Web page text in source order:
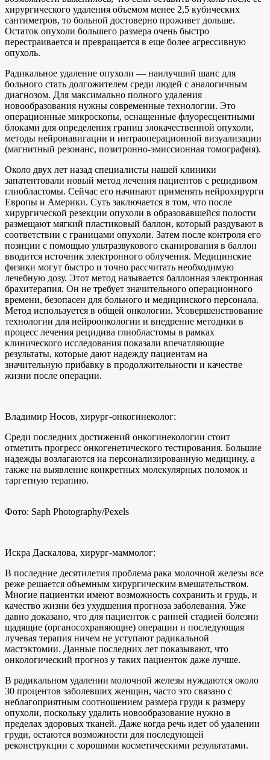
хирургического удаления объемом менее 2,5 кубических
сантиметров, то больной достоверно проживет дольше.
Остаток опухоли большего размера очень быстро
перестраивается и превращается в еще более агрессивную
опухоль.
Радикальное удаление опухоли — наилучший шанс для
больного стать долгожителем среди людей с аналогичным
диагнозом. Для максимально полного удаления
новообразования нужны современные технологии. Это
операционные микроскопы, оснащенные флуоресцентными
блоками для определения границ злокачественной опухоли,
методы нейронавигации и интраоперационной визуализации
(магнитный резонанс, позитронно-эмиссионная томография).
Около двух лет назад специалисты нашей клиники
запатентовали новый метод лечения пациентов с рецидивом
глиобластомы. Сейчас его начинают применять нейрохирурги
Европы и Америки. Суть заключается в том, что после
хирургической резекции опухоли в образовавшейся полости
размещают мягкий пластиковый баллон, который раздувают в
соответствии с границами опухоли. Затем после контроля его
позиции с помощью ультразвукового сканирования в баллон
вводится источник электронного облучения. Медицинские
физики могут быстро и точно рассчитать необходимую
лечебную дозу. Этот метод называется баллонная электронная
брахитерапия. Он не требует значительного операционного
времени, безопасен для больного и медицинского персонала.
Метод используется в общей онкологии. Усовершенствование
технологии для нейроонкологии и внедрение методики в
процесс лечения рецидива глиобластомы в рамках
клинического исследования показали впечатляющие
результаты, которые дают надежду пациентам на
значительную прибавку в продолжительности и качестве
жизни после операции.
Владимир Носов, хирург-онкогинеколог:
Среди последних достижений онкогинекологии стоит
отметить прогресс онкогенетического тестирования. Большие
надежды возлагаются на персонализированную медицину, а
также на выявление конкретных молекулярных поломок и
таргетную терапию.
Фото: Saph Photography/Pexels
Искра Даскалова, хирург-маммолог:
В последние десятилетия проблема рака молочной железы все
реже решается объемным хирургическим вмешательством.
Многие пациентки имеют возможность сохранить и грудь, и
качество жизни без ухудшения прогноза заболевания. Уже
давно доказано, что для пациенток с ранней стадией болезни
щадящие (органосохраняющие) операции и последующая
лучевая терапия ничем не уступают радикальной
мастэктомии. Данные последних лет показывают, что
онкологический прогноз у таких пациенток даже лучше.
В радикальном удалении молочной железы нуждаются около
30 процентов заболевших женщин, часто это связано с
неблагоприятным соотношением размера груди к размеру
опухоли, поскольку удалить новообразование нужно в
пределах здоровых тканей. Даже когда речь идет об удалении
груди, остаются возможности для последующей
реконструкции с хорошими косметическими результатами.